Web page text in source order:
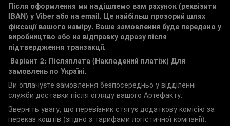
Після оформлення ми надішлемо вам рахунок (реквізити
IBAN) у Viber або на email. Це найбільш прозорий шлях
фіксації вашого наміру. Ваше замовлення буде передано у
виробництво або на відправку одразу після
підтвердження транзакції.
Варіант 2: Післяплата (Накладений платіж) Для
замовлень по Україні.
Ви оплачуєте замовлення безпосередньо у відділенні
служби доставки після огляду вашого Артефакту.
Зверніть увагу, що перевізник стягує додаткову комісію за
переказ коштів (згідно з тарифами логістичної компанії).